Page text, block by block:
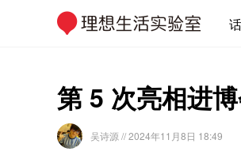
第 5 次亮相进
吴诗源 // 2024年11月8日 18:49